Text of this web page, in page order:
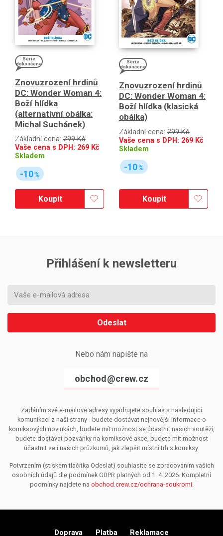
Série
dokončena
Znovuzrození hrdinů
DC: Wonder Woman 4:
Boží hlídka
(alternativní obálka:
Michal Suchánek)
Základní cena: 299 Kč
Vaše cena s DPH: 269 Kč
Skladem
-10%
Koupit
Série
dokončena
Znovuzrození hrdinů
DC: Wonder Woman 4:
Boží hlídka (klasická
obálka)
Základní cena: 299 Kč
Vaše cena s DPH: 269 Kč
Skladem
-10%
Koupit
Přihlášení k newsletteru
Odeslat
Nebo nám napište na
obchod@crew.cz
Zadáním své e-mailové adresy vyjadřujete souhlas s následující
komunikací z naší strany - budete dostávat nejnovější informace o
komiksových novinkách, budete mít možnost se účastnit našich soutěží,
budete dostávat pozvánky na komiksové akce, budete mít možnost
účastnit se i našich průzkumů, jak zlepšit místní trh s komiksy.
Potvrzením (stiskem tlačítka Odeslat) souhlasíte se zpracováním vašich
osobních údajů dle podmínek GDPR platných od 1. 4. 2026. Kompletní
podmínky najdete na obchod.crew.cz/ochrana-soukromi.
Doprava Platba
Reklamace